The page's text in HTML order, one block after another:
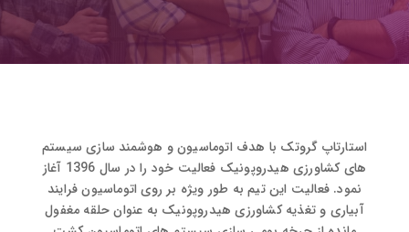
استارتاپ گروتک با هدف اتوماسیون و هوشمند سازی سیستم
های کشاورزی هیدروپونیک فعالیت خود را در سال 1396 آغاز
نمود. فعالیت این تیم به طور ویژه بر روی اتوماسیون فرایند
آبیاری و تغذیه کشاورزی هیدروپونیک به عنوان حلقه مغفول